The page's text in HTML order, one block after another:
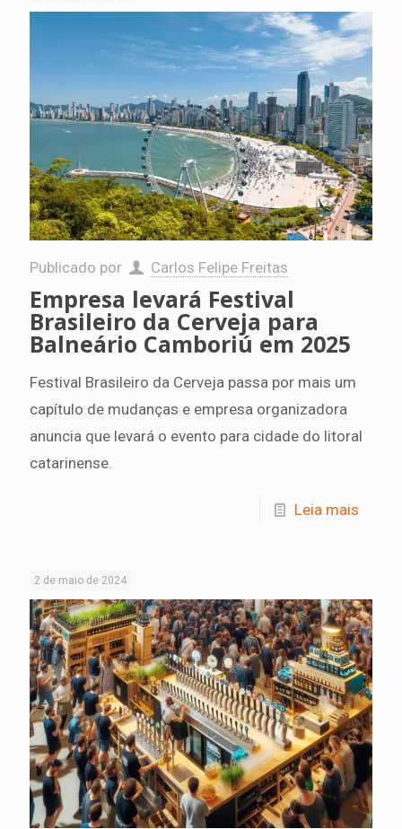
Publicado por Carlos Felipe Freitas
Empresa levará Festival
Brasileiro da Cerveja para
Balneário Camboriú em 2025
Festival Brasileiro da Cerveja passa por mais um
capítulo de mudanças e empresa organizadora
anuncia que levará o evento para cidade do litoral
catarinense.
Leia mais
2 de maio de 2024